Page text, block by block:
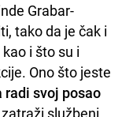
Grabar-
tako da je čak i
kao i što su i
Ono što jeste
radi svoj posao
službeni